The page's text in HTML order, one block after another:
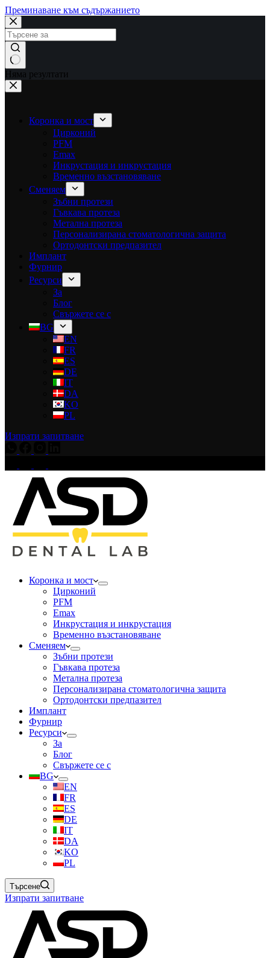
Преминаване към съдържанието
Няма резултати
Коронка и мост
Цирконий
PFM
Emax
Инкрустация и инкрустация
Временно възстановяване
Сменяем
Зъбни протези
Гъвкава протеза
Метална протеза
Персонализирана стоматологична защита
Ортодонтски предпазител
Имплант
Фурнир
Ресурси
За
Блог
Свържете се с
BG
EN
FR
ES
DE
IT
DA
KO
PL
Изпрати запитване
Коронка и мост
Цирконий
PFM
Emax
Инкрустация и инкрустация
Временно възстановяване
Сменяем
Зъбни протези
Гъвкава протеза
Метална протеза
Персонализирана стоматологична защита
Ортодонтски предпазител
Имплант
Фурнир
Ресурси
За
Блог
Свържете се с
BG
EN
FR
ES
DE
IT
DA
KO
PL
Търсене
Изпрати запитване